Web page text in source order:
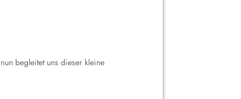
begleitet uns dieser kleine